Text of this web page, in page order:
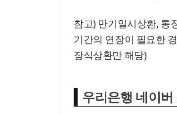
참고) 만기일시상환, 통
기간의 연장이 필요한
장식상환만 해당)
우리은행 네이